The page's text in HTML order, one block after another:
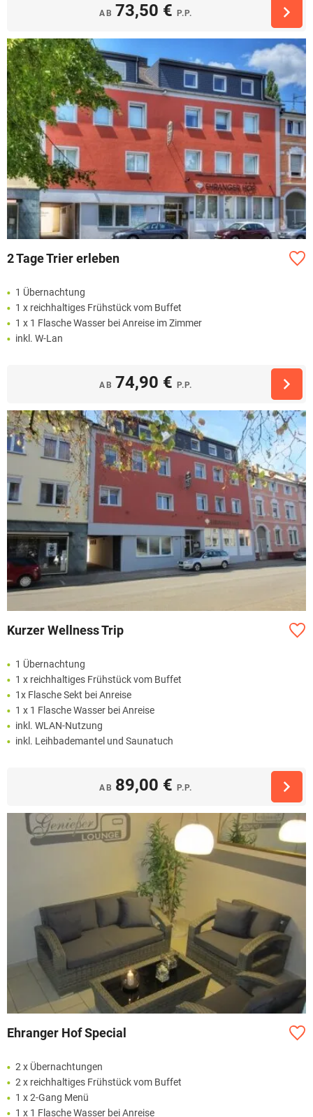
AB 73,50 € P.P.
2 Tage Trier erleben
1 Übernachtung
1 x reichhaltiges Frühstück vom Buffet
1 x 1 Flasche Wasser bei Anreise im Zimmer
inkl. W-Lan
AB 74,90 € P.P.
Kurzer Wellness Trip
1 Übernachtung
1 x reichhaltiges Frühstück vom Buffet
1x Flasche Sekt bei Anreise
1 x 1 Flasche Wasser bei Anreise
inkl. WLAN-Nutzung
inkl. Leihbademantel und Saunatuch
AB 89,00 € P.P.
Ehranger Hof Special
2 x Übernachtungen
2 x reichhaltiges Frühstück vom Buffet
1 x 2-Gang Menü
1 x 1 Flasche Wasser bei Anreise